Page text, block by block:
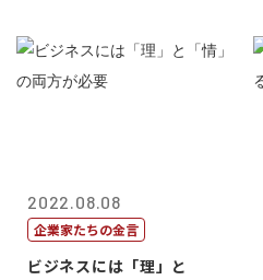
2022.08.08
企業家たちの金言
ビジネスには「理」と